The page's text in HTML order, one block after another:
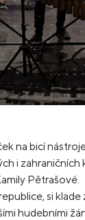
na bicí
i
Pětrašové.
si
hudebními